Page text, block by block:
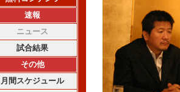
速報
ニュース
試合結果
その他
月間スケジュール